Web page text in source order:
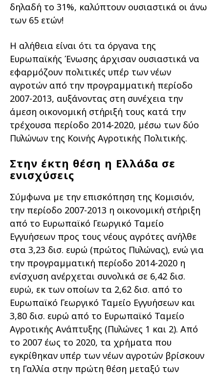
δηλαδή το 31%, καλύπτουν ουσιαστικά οι άνω
των 65 ετών!
Η αλήθεια είναι ότι τα όργανα της
Ευρωπαϊκής Ένωσης άρχισαν ουσιαστικά να
εφαρµόζουν πολιτικές υπέρ των νέων
αγροτών από την προγραµµατική περίοδο
2007-2013, αυξάνοντας στη συνέχεια την
άµεση οικονοµική στήριξή τους κατά την
τρέχουσα περίοδο 2014-2020, µέσω των δύο
Πυλώνων της Κοινής Αγροτικής Πολιτικής.
Στην έκτη θέση η Ελλάδα σε
ενισχύσεις
Σύµφωνα µε την επισκόπηση της Κοµισιόν,
την περίοδο 2007-2013 η οικονοµική στήριξη
από το Ευρωπαϊκό Γεωργικό Ταµείο
Εγγυήσεων προς τους νέους αγρότες ανήλθε
στα 3,23 δισ. ευρώ (πρώτος Πυλώνας), ενώ για
την προγραµµατική περίοδο 2014-2020 η
ενίσχυση ανέρχεται συνολικά σε 6,42 δισ.
ευρώ, εκ των οποίων τα 2,62 δισ. από το
Ευρωπαϊκό Γεωργικό Ταµείο Εγγυήσεων και
3,80 δισ. ευρώ από το Ευρωπαϊκό Ταµείο
Αγροτικής Ανάπτυξης (Πυλώνες 1 και 2). Από
το 2007 έως το 2020, τα χρήµατα που
εγκρίθηκαν υπέρ των νέων αγροτών βρίσκουν
τη Γαλλία στην πρώτη θέση µεταξύ των